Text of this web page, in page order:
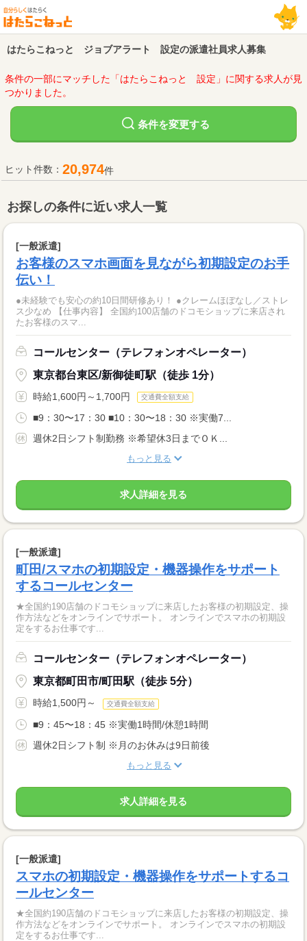
はたらこねっと ジョブアラート 設定の派遣社員求人募集
条件の一部にマッチした「はたらこねっと 設定」に関する求人が見
つかりました。
条件を変更する
ヒット件数： 20,974件
お探しの条件に近い求人一覧
[一般派遣]
お客様のスマホ画面を見ながら初期設定のお手
伝い！
●未経験でも安心の約10日間研修あり！ ●クレームほぼなし／ストレ
ス少なめ 【仕事内容】 全国約100店舗のドコモショップに来店され
たお客様のスマ...
コールセンター（テレフォンオペレーター）
東京都台東区/新御徒町駅（徒歩 1分）
時給1,600円～1,700円 交通費全額支給
■9：30〜17：30 ■10：30〜18：30 ※実働7...
週休2日シフト制勤務 ※希望休3日までＯＫ...
もっと見る
求人詳細を見る
[一般派遣]
町田/スマホの初期設定・機器操作をサポート
するコールセンター
★全国約190店舗のドコモショップに来店したお客様の初期設定、操
作方法などをオンラインでサポート。 オンラインでスマホの初期設
定をするお仕事です...
コールセンター（テレフォンオペレーター）
東京都町田市/町田駅（徒歩 5分）
時給1,500円～ 交通費全額支給
■9：45〜18：45 ※実働1時間/休憩1時間
週休2日シフト制 ※月のお休みは9日前後
もっと見る
求人詳細を見る
[一般派遣]
スマホの初期設定・機器操作をサポートするコ
ールセンター
★全国約190店舗のドコモショップに来店したお客様の初期設定、操
作方法などをオンラインでサポート。 オンラインでスマホの初期設
定をするお仕事です...